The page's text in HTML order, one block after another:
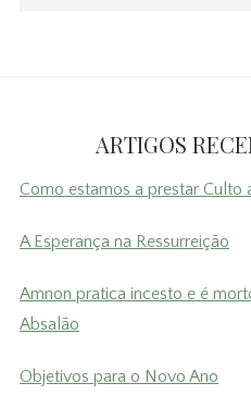
ARTIGOS
Como estamos a prestar Culto
A Esperança na Ressurreição
Amnon pratica incesto e é
Absalão
Objetivos para o Novo Ano